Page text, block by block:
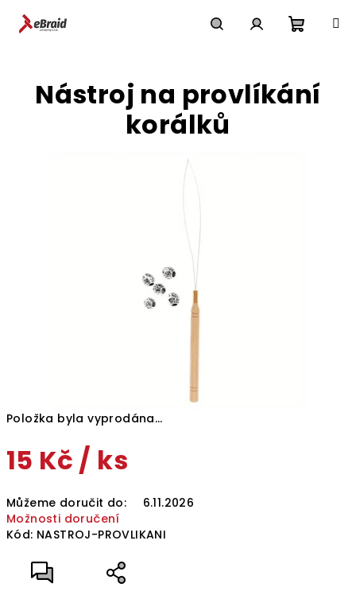
košík
Položka byla vyprodána…
15 Kč / ks
cena:
Můžeme doručit do:
6.11.2026
Možnosti doručení
Kód: NASTROJ-PROVLIKANI
Nástroj na provlíkání
korálků